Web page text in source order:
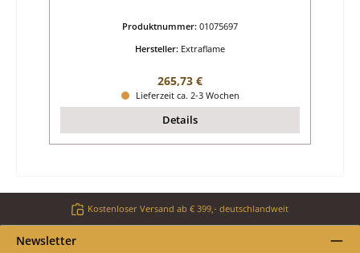
Produktnummer: 01075697
Hersteller: Extraflame
Regulärer Preis:
265,73 €
Lieferzeit ca. 2-3 Wochen
Details
Kostenloser Versand ab € 399,- deutschlandweit
Newsletter